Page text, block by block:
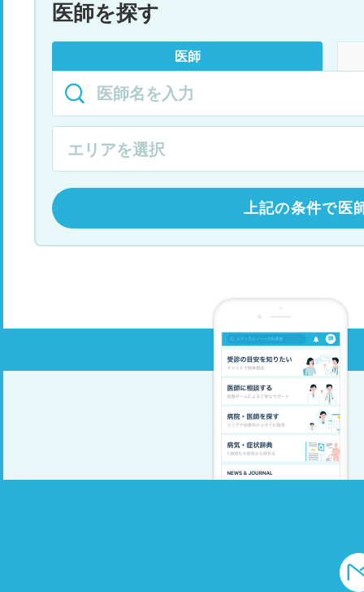
医師を探す
医師
上記の条件で医